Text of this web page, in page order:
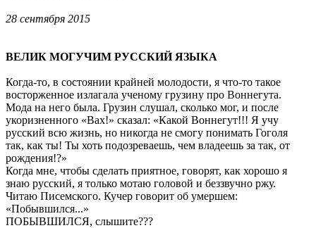
28 сентября 2015
ВЕЛИК МОГУЧИМ РУССКИЙ ЯЗЫКА
Когда-то, в состоянии крайней молодости, я что-то такое
восторженное излагала ученому грузину про Воннегута.
Мода на него была. Грузин слушал, сколько мог, и после
укоризненного «Вах!» сказал: «Какой Воннегут!!! Я учу
русский всю жизнь, но никогда не смогу понимать Гоголя
так, как ты! Ты хоть подозреваешь, чем владеешь за так, от
рождения!?»
Когда мне, чтобы сделать приятное, говорят, как хорошо я
знаю русский, я только мотаю головой и беззвучно ржу.
Читаю Писемского. Кучер говорит об умершем:
«Побывшился...»
ПОБЫВШИЛСЯ, слышите???